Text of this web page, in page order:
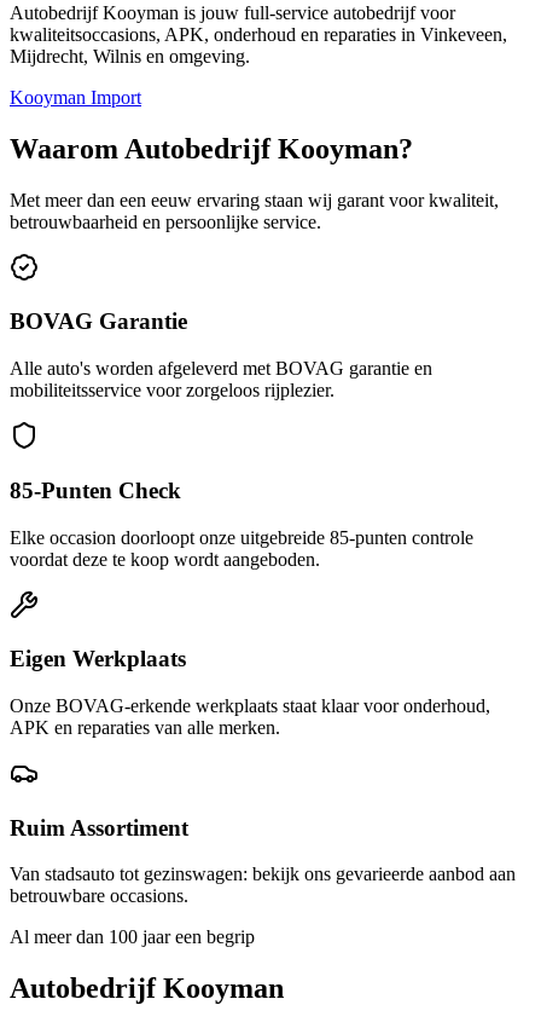
Autobedrijf Kooyman is jouw full-service autobedrijf voor
kwaliteitsoccasions, APK, onderhoud en reparaties in Vinkeveen,
Mijdrecht, Wilnis en omgeving.
Kooyman Import
Waarom Autobedrijf Kooyman?
Met meer dan een eeuw ervaring staan wij garant voor kwaliteit,
betrouwbaarheid en persoonlijke service.
BOVAG Garantie
Alle auto's worden afgeleverd met BOVAG garantie en
mobiliteitsservice voor zorgeloos rijplezier.
85-Punten Check
Elke occasion doorloopt onze uitgebreide 85-punten controle
voordat deze te koop wordt aangeboden.
Eigen Werkplaats
Onze BOVAG-erkende werkplaats staat klaar voor onderhoud,
APK en reparaties van alle merken.
Ruim Assortiment
Van stadsauto tot gezinswagen: bekijk ons gevarieerde aanbod aan
betrouwbare occasions.
Al meer dan 100 jaar een begrip
Autobedrijf Kooyman